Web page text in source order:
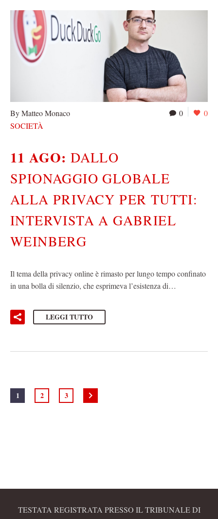
0 0
By Matteo Monaco
SOCIETÀ
11 AGO:DALLO
SPIONAGGIO GLOBALE
ALLA PRIVACY PER TUTTI:
INTERVISTA A GABRIEL
WEINBERG
Il tema della privacy online è rimasto per lungo tempo confinato
in una bolla di silenzio, che esprimeva l’esistenza di…
LEGGI TUTTO
1 2 3
TESTATA REGISTRATA PRESSO IL TRIBUNALE DI